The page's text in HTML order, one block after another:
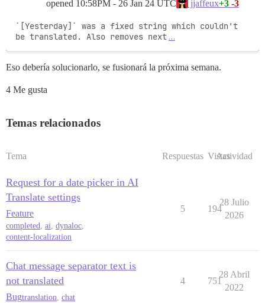
opened 10:58PM - 26 Jan 24 UTC jjaffeux+3 -3
`[Yesterday]` was a fixed string which couldn't
be translated. Also removes next …
Eso debería solucionarlo, se fusionará la próxima semana.
4 Me gusta
Temas relacionados
Tema Respuestas Vistas
Actividad
Request for a date picker in AI
Translate settings
Feature
completed, ai, dynaloc,
content-localization
5 194
28 Julio
2026
Chat message separator text is
not translated
Bugtranslation chat
4 751
28 Abril
2022